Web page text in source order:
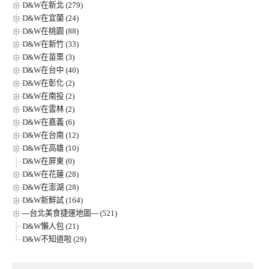
D&W在新北 (279)
D&W在宜蘭 (24)
D&W在桃園 (88)
D&W在新竹 (33)
D&W在苗栗 (3)
D&W在台中 (40)
D&W在彰化 (2)
D&W在南投 (2)
D&W在雲林 (2)
D&W在嘉義 (6)
D&W在台南 (12)
D&W在高雄 (10)
D&W在屏東 (0)
D&W在花蓮 (28)
D&W在澎湖 (28)
D&W新鮮試 (164)
---台北美食捷運地圖--- (521)
D&W懶人包 (21)
D&W不知道啦 (29)